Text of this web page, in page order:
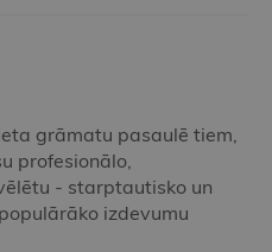
grāmatu pasaulē tiem,
profesionālo,
- starptautisko un
izdevumu